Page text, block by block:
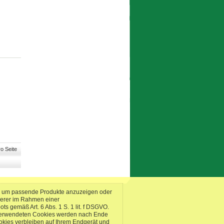
Seite
passende Produkte anzuzeigen oder
im Rahmen einer
gemäß Art. 6 Abs. 1 S. 1 lit. f DSGVO.
Cookies werden nach Ende
verbleiben auf Ihrem Endgerät und